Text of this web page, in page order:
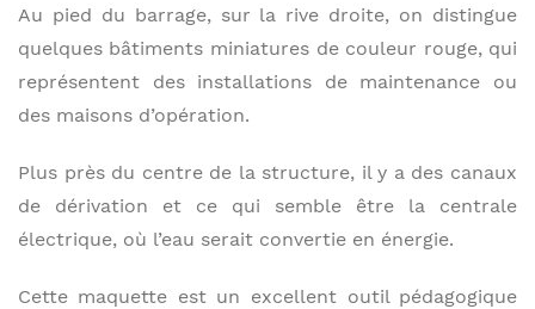
Au pied du barrage, sur la rive droite, on distingue
quelques bâtiments miniatures de couleur rouge, qui
représentent des installations de maintenance ou
des maisons d’opération.
Plus près du centre de la structure, il y a des canaux
de dérivation et ce qui semble être la centrale
électrique, où l’eau serait convertie en énergie.
Cette maquette est un excellent outil pédagogique